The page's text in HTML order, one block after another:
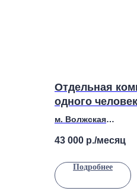
Отдельная
одного
Волжская
м. Волжская
Этаж 1
43 000 р./месяц
Подробнее